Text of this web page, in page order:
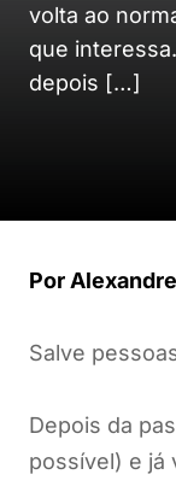
volta ao
que
depois […]
Por
Salve
Depois da
possível) e já